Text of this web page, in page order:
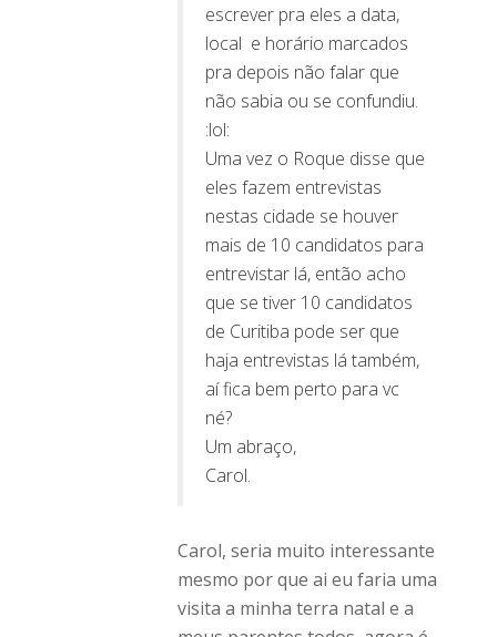
escrever pra eles a data,
local e horário marcados
pra depois não falar que
não sabia ou se confundiu.
:lol:
Uma vez o Roque disse que
eles fazem entrevistas
nestas cidade se houver
mais de 10 candidatos para
entrevistar lá, então acho
que se tiver 10 candidatos
de Curitiba pode ser que
haja entrevistas lá também,
aí fica bem perto para vc
né?
Um abraço,
Carol.
Carol, seria muito interessante
mesmo por que ai eu faria uma
visita a minha terra natal e a